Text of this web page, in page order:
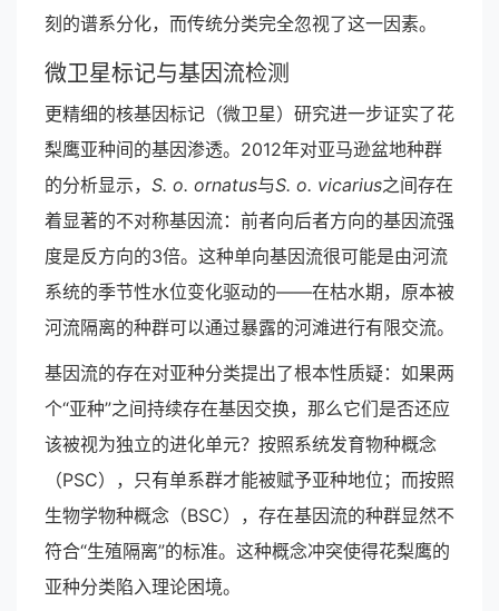
刻的谱系分化，而传统分类完全忽视了这一因素。
微卫星标记与基因流检测
更精细的核基因标记（微卫星）研究进一步证实了花
梨鹰亚种间的基因渗透。2012年对亚马逊盆地种群
的分析显示， S. o. ornatus与S. o. vicarius之间存在
着显著的不对称基因流：前者向后者方向的基因流强
度是反方向的3倍。这种单向基因流很可能是由河流
系统的季节性水位变化驱动的——在枯水期，原本被
河流隔离的种群可以通过暴露的河滩进行有限交流。
基因流的存在对亚种分类提出了根本性质疑：如果两
个“亚种”之间持续存在基因交换，那么它们是否还应
该被视为独立的进化单元？按照系统发育物种概念
（PSC），只有单系群才能被赋予亚种地位；而按照
生物学物种概念（BSC），存在基因流的种群显然不
符合“生殖隔离”的标准。这种概念冲突使得花梨鹰的
亚种分类陷入理论困境。